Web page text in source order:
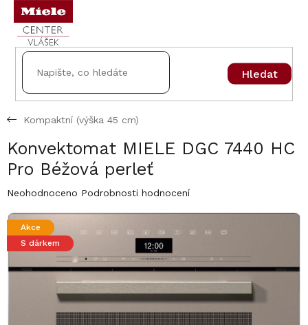
Přejít
obsah
Hledat
Kompaktní (výška 45 cm)
Konvektomat MIELE DGC 7440 HC
Pro Béžová perleť
Průměrné
produktu
0,0
5
Neohodnoceno Podrobnosti hodnocení
Akce
S dárkem